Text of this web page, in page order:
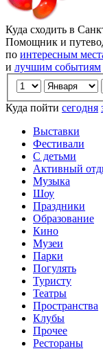
Куда сходить в
Помощник и
по интересным
и лучшим событиям
Куда пойти сегодня
Выставки
Фестивали
С детьми
Активный
Музыка
Шоу
Праздники
Образование
Кино
Музеи
Парки
Погулять
Туристу
Театры
Пространства
Клубы
Прочее
Рестораны